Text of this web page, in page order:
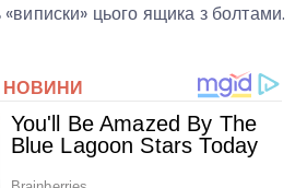
цього ящика з болтами.